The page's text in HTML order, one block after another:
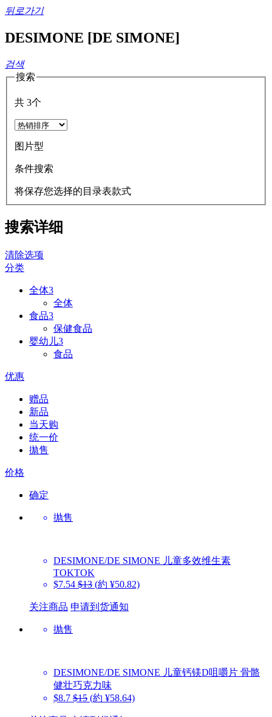
뒤로가기
DESIMONE [DE SIMONE]
검색
搜索
共 3个
图片型
条件搜索
将保存您选择的目录表款式
搜索详细
清除选项
分类
全体3
全体
食品3
保健食品
婴幼儿3
食品
优惠
赠品
新品
当天购
统一价
拋售
价格
确定
抛售
DESIMONE/DE SIMONE 儿童多效维生素
TOKTOK
$7.54 $13 (約 ¥50.82)
关注商品 申请到货通知
抛售
DESIMONE/DE SIMONE 儿童钙镁D咀嚼片 骨骼
健壮巧克力味
$8.7 $15 (約 ¥58.64)